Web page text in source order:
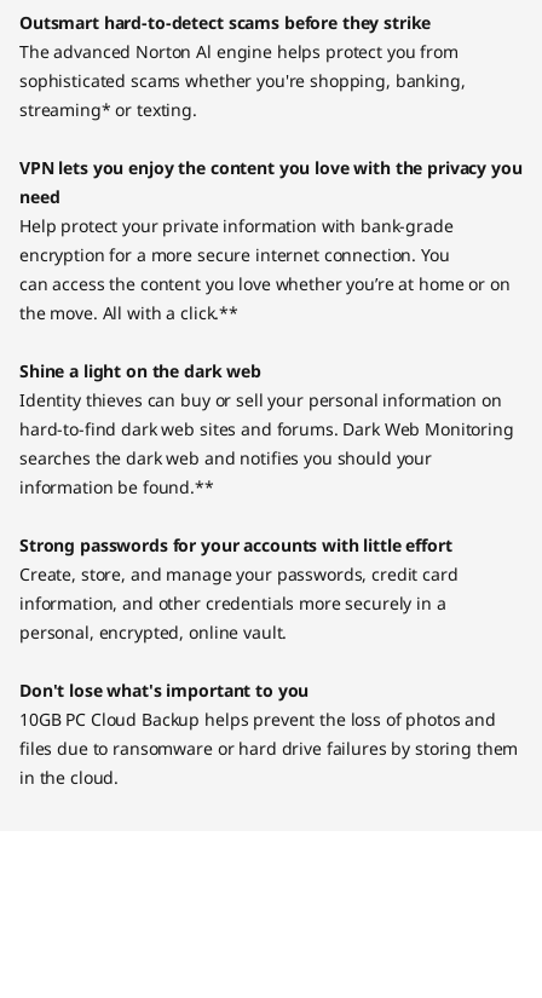
Outsmart hard-to-detect scams before they strike
The advanced Norton Al engine helps protect you from
sophisticated scams whether you're shopping, banking,
streaming* or texting.
VPN lets you enjoy the content you love with the privacy you
need
Help protect your private information with bank-grade
encryption for a more secure internet connection. You
can access the content you love whether you’re at home or on
the move. All with a click.**
Shine a light on the dark web
Identity thieves can buy or sell your personal information on
hard-to-find dark web sites and forums. Dark Web Monitoring
searches the dark web and notifies you should your
information be found.**
Strong passwords for your accounts with little effort
Create, store, and manage your passwords, credit card
information, and other credentials more securely in a
personal, encrypted, online vault.
Don't lose what's important to you
10GB PC Cloud Backup helps prevent the loss of photos and
files due to ransomware or hard drive failures by storing them
in the cloud.